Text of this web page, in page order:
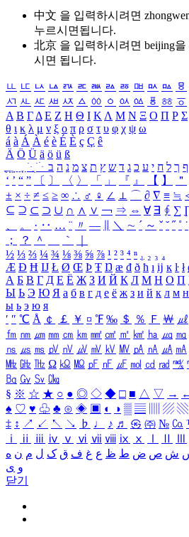
中文 을 입력하시려면
누르시면됩니다.
北京 을 입력하시려면 beijing을
시면 됩니다.
ㅥ ㅦ ㅧ ㅨ ㅩ ㅪ ㅫ ㅬ ㅭ ㅮ ㅯ ㅰ ㅱ
ㅺ ㅻ ㅼ ㅽ ㅾ ㅿ ㆀ ㆁ ㆂ ㆃ ㆄ ㆅ ㆆ
Α Β ΓΔ Ε Ζ Η Θ Ι ΚΛ Μ Ν Ξ Ο Π Ρ Σ
θ ι κ λ μ ν ξ ο π ρ σ τ υ φ χ ψ ω
á à Á À é è É È ç Ç ê
Ä Ö Ü ä ö ü ß
ִֶֹ ֻּ ׁׂ ף ך ל ח י ע כ ג ד ש ץ ת צ מ נ ה ב
‘ ’ “ ” 〔 〕 〈 〉 「 」 『 』 【 】 ＂
± × ÷ ≠ ≤ ≥ ∞ ∴ ♂ ♀ ∠ ⊥ ⌒ ∂ ∇ ≡ ≒
⊆ ⊇ ⊂ ⊃ ∪ ∩ ∧ ∨ ￢ ⇒ ⇔ ∀ ∃ ∮ ∑
、
。 · ‥ … ¨ 〃 ― ＼ ∼ ´ ～ ˇ ˘ ˝ ˚ ˙
；
？ ＾ ｀
½ ⅓ ⅔ ¼ ¾ ⅛ ⅜ ⅝ ⅞ ¹ ² ³ ⁴ ⁿ ₁ ₂ ₃ ₄
Æ Ð Ħ Ĳ Ł Ø Œ Þ Ŧ Ŋ æ đ ð ħ ı ĳ ĸ ŀ ł
А Б В Г Д Е Ё Ж З И Й К Л М Н О П
Ы Ь Э Ю Я а б в г д е ё ж з и й к л м н
ы ь э ю я
′ ″ ℃ Å ￠ ￡ ￥ ¤ ℉ ‰ ＄ ％ Ｆ ￦ ㎕
㎙ ㎚ ㎛ ㎜ ㎝ ㎞ ㎟ ㎠ ㎡ ㎢ ㏊ ㎍ ㎎
㎱ ㎲ ㎳ ㎴ ㎵ ㎶ ㎷ ㎸ ㎹ ㎀ ㎁ ㎂ ㎃
㎒ ㎓ ㎔ Ω ㏀ ㏁ ㎊ ㎋ ㎌ ㏖ ㏅ ㎭ ㎮
㏃ ㏉ ㏜ ㏆
§ ※ ☆ ★ ○ ● ◎ ◇ ◆ □ ■ △ ▽ →
♠ ♡ ♥ ♧ ♣ ⊙ ◈ ▣ ◐ ◑ ▒ ▤ ▨ ▧
‡ ↕ ↗ ↙ ↖ ↘ ♭ ♩ ♪ ♬ ㉿ ㈜ № ㏇
ⅰ
ⅱ ⅲ ⅳ ⅴ ⅵ ⅶ ⅷ ⅸ ⅹ
ش ص ض ط ظ ع غ ف ق ک ل م ن ه
و ی
닫기